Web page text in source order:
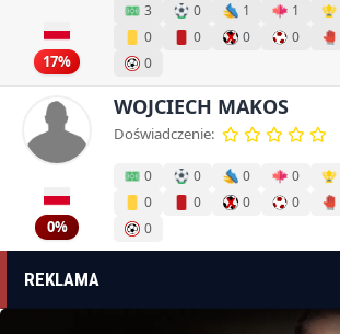
17%
3 0 1 1
0
0 0 0
0
0%
WOJCIECH MAKOS
Doświadczenie:
0 0 0 0
0
0 0 0
0
REKLAMA